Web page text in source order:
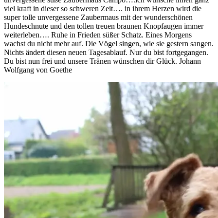
viel kraft in dieser so schweren Zeit…. in ihrem Herzen wird die
super tolle unvergessene Zaubermaus mit der wunderschönen
Hundeschnute und den tollen treuen braunen Knopfaugen immer
weiterleben…. Ruhe in Frieden süßer Schatz. Eines Morgens
wachst du nicht mehr auf. Die Vögel singen, wie sie gestern sangen.
Nichts ändert diesen neuen Tagesablauf. Nur du bist fortgegangen.
Du bist nun frei und unsere Tränen wünschen dir Glück. Johann
Wolfgang von Goethe